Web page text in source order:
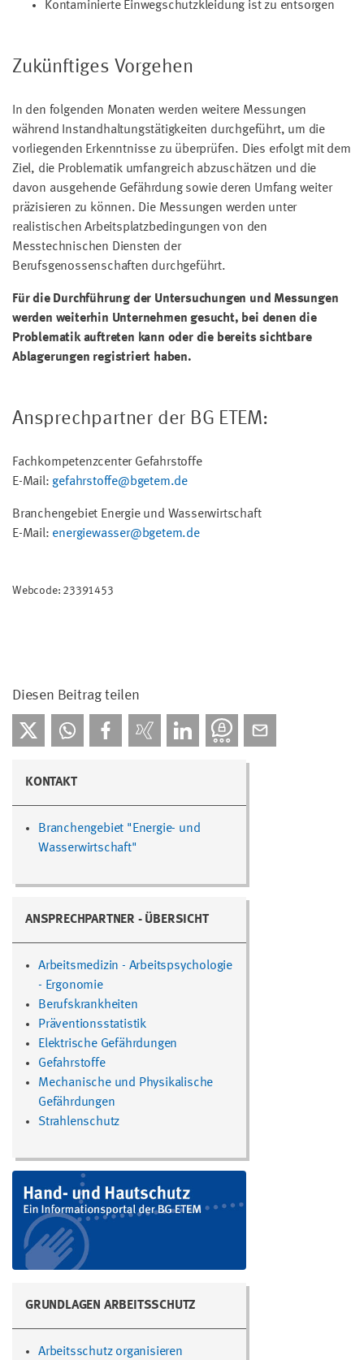
Kontaminierte Einwegschutzkleidung ist zu entsorgen
Zukünftiges Vorgehen
In den folgenden Monaten werden weitere Messungen
während Instandhaltungstätigkeiten durchgeführt, um die
vorliegenden Erkenntnisse zu überprüfen. Dies erfolgt mit dem
Ziel, die Problematik umfangreich abzuschätzen und die
davon ausgehende Gefährdung sowie deren Umfang weiter
präzisieren zu können. Die Messungen werden unter
realistischen Arbeitsplatzbedingungen von den
Messtechnischen Diensten der
Berufsgenossenschaften durchgeführt.
Für die Durchführung der Untersuchungen und Messungen
werden weiterhin Unternehmen gesucht, bei denen die
Problematik auftreten kann oder die bereits sichtbare
Ablagerungen registriert haben.
Ansprechpartner der BG ETEM:
Fachkompetenzcenter Gefahrstoffe
E-Mail: gefahrstoffe@bgetem.de
Branchengebiet Energie und Wasserwirtschaft
E-Mail: energiewasser@bgetem.de
Webcode: 23391453
Diesen Beitrag teilen
KONTAKT
Branchengebiet "Energie- und
Wasserwirtschaft"
ANSPRECHPARTNER - ÜBERSICHT
Arbeitsmedizin - Arbeitspsychologie
- Ergonomie
Berufskrankheiten
Präventionsstatistik
Elektrische Gefährdungen
Gefahrstoffe
Mechanische und Physikalische
Gefährdungen
Strahlenschutz
GRUNDLAGEN ARBEITSSCHUTZ
Arbeitsschutz organisieren